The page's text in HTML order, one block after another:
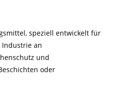
speziell entwickelt für
an
und
oder